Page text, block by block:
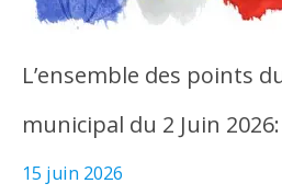
L’ensemble des points
municipal du 2 Juin 2026:
15 juin 2026